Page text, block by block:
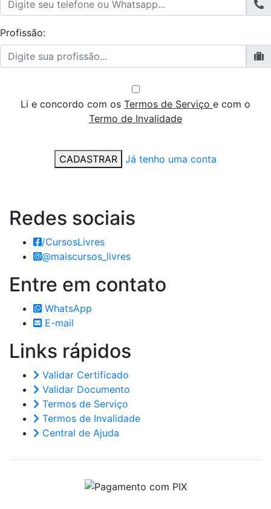
Profissão:
Li e concordo com os Termos de Serviço e com o
Termo de Invalidade
CADASTRAR Já tenho uma conta
Redes sociais
/CursosLivres
@maiscursos_livres
Entre em contato
WhatsApp
E-mail
Links rápidos
Validar Certificado
Validar Documento
Termos de Serviço
Termos de Invalidade
Central de Ajuda